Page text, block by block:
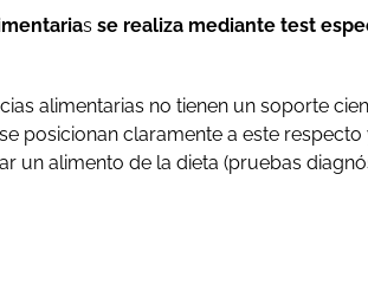
s se realiza mediante test
alimentarias no tienen un soporte
posicionan claramente a este
un alimento de la dieta (pruebas